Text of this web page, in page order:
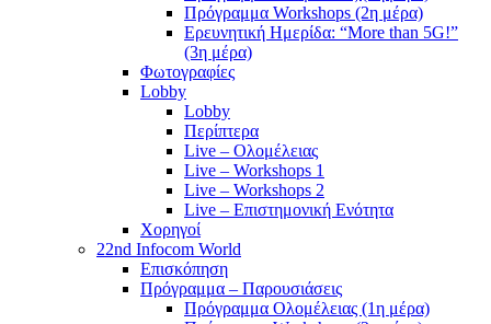
Πρόγραμμα Workshops (2η μέρα)
Ερευνητική Ημερίδα: “More than 5G!”
(3η μέρα)
Φωτογραφίες
Lobby
Lobby
Περίπτερα
Live – Ολομέλειας
Live – Workshops 1
Live – Workshops 2
Live – Επιστημονική Ενότητα
Χορηγοί
22nd Infocom World
Επισκόπηση
Πρόγραμμα – Παρουσιάσεις
Πρόγραμμα Ολομέλειας (1η μέρα)